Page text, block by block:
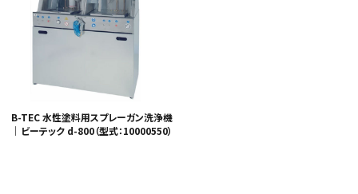
B-TEC 水性塗料用スプレーガン洗浄機
｜ビーテック d-800（型式：10000550）